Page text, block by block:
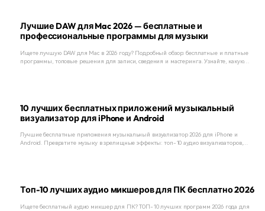
Лучшие DAW для Mac 2026 — бесплатные и
профессиональные программы для музыки
Ищете лучшую DAW для Mac в 2026 году? Подробный обзор: бесплатные и платные
программы, топовые решения для записи, сведения и мастеринга. Узнайте, какую
10 лучших бесплатных приложений музыкальный
визуализатор для iPhone и Android
Лучшие бесплатные приложения музыкальный визуализатор 2026 для iPhone и
Android. Превратите музыку в зрелищные эффекты: топ-10 аудио визуализаторов,
Топ-10 лучших аудио микшеров для ПК бесплатно 2026
Ищете бесплатный аудио микшер для ПК? ТОП-10 лучших программ 2026 года для